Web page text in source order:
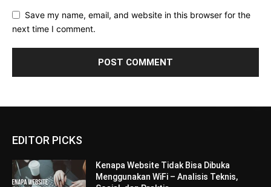
Save my name, email, and website in this browser for the
next time I comment.
EDITOR PICKS
Kenapa Website Tidak Bisa Dibuka
Menggunakan WiFi – Analisis Teknis,